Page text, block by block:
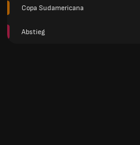
Copa Sudamericana
Abstieg